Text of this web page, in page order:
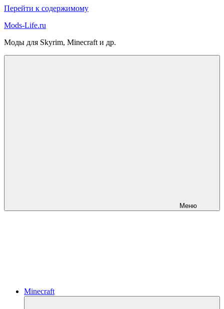
Перейти к содержимому
Mods-Life.ru
Моды для Skyrim, Minecraft и др.
Меню
Minecraft